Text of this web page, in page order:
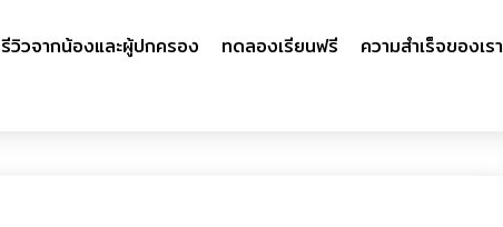
รีวิวจากน้องและผู้ปกครอง ทดลองเรียนฟรี ความสำเร็จของเรา